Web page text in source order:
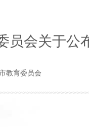
员会关于公
教育委员会